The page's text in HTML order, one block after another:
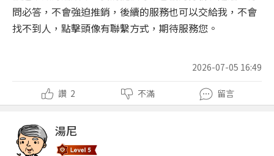
問必答，不會強迫推銷，後續的服務也可以交給我，不會
找不到人，點擊頭像有聯繫方式，期待服務您。
2026-07-05 16:49
讚 2 不滿 留言
湯尼